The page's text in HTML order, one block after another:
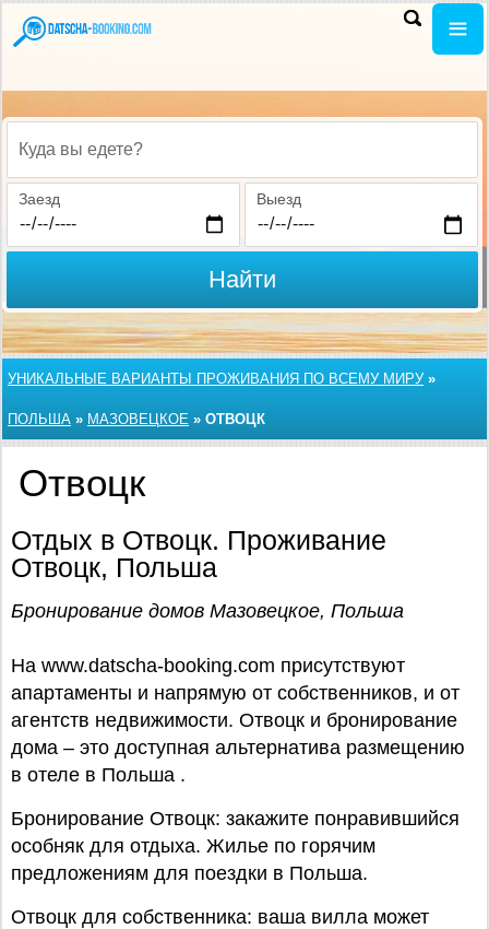
Куда вы едете?
Заезд Выезд
Найти
УНИКАЛЬНЫЕ ВАРИАНТЫ ПРОЖИВАНИЯ ПО ВСЕМУ МИРУ»
ПОЛЬША » МАЗОВЕЦКОЕ » ОТВОЦК
Отвоцк
Отдых в Отвоцк. Проживание
Отвоцк, Польша
Бронирование домов Мазовецкое, Польша
На www.datscha-booking.com присутствуют
апартаменты и напрямую от собственников, и от
агентств недвижимости. Отвоцк и бронирование
дома – это доступная альтернатива размещению
в отеле в Польша .
Бронирование Отвоцк: закажите понравившийся
особняк для отдыха. Жилье по горячим
предложениям для поездки в Польша.
Отвоцк для собственника: ваша вилла может